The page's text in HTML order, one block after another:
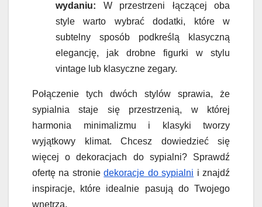
wydaniu: W przestrzeni łączącej oba
style warto wybrać dodatki, które w
subtelny sposób podkreślą klasyczną
elegancję, jak drobne figurki w stylu
vintage lub klasyczne zegary.
Połączenie tych dwóch stylów sprawia, że
sypialnia staje się przestrzenią, w której
harmonia minimalizmu i klasyki tworzy
wyjątkowy klimat. Chcesz dowiedzieć się
więcej o dekoracjach do sypialni? Sprawdź
ofertę na stroniedekoracje do sypialni i znajdź
inspiracje, które idealnie pasują do Twojego
wnętrza.